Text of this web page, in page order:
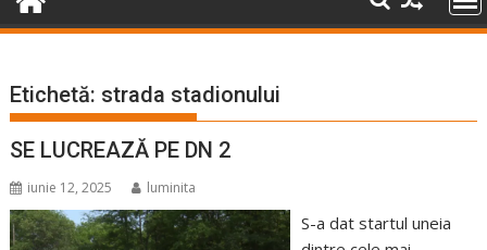
Etichetă: strada stadionului
SE LUCREAZĂ PE DN 2
iunie 12, 2025 luminita
S-a dat startul uneia